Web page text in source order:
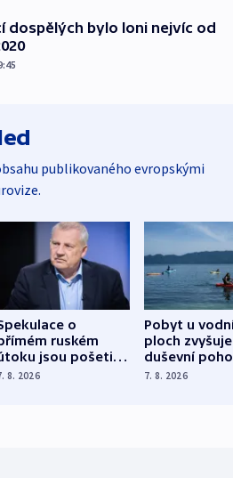
dospělých bylo loni nejvíc od
publikovaného evropskými
o
ruském
jsou pošetilé,
estonský
8. 2026
Pobyt u
ploch zvyšuje
duševní
ukázala
7. 8. 2026